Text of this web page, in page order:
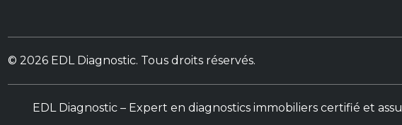
© 2026 EDL Diagnostic. Tous droits réservés.
EDL Diagnostic – Expert en diagnostics immobiliers certifié et